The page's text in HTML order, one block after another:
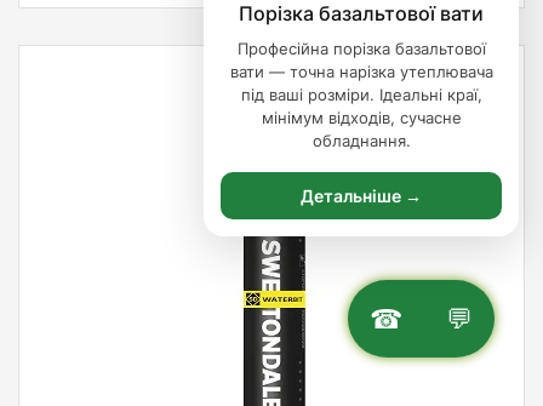
☎ 💬
Порізка базальтової вати
Професійна порізка базальтової
вати — точна нарізка утеплювача
під ваші розміри. Ідеальні краї,
мінімум відходів, сучасне
обладнання.
Детальніше →